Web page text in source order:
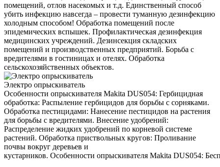
помещений, отлов насекомых и т.д. Единственный способ
убить инфекцию навсегда – провести туманную дезинфекцию
холодным способом! Обработка помещений после
эпидемических вспышек. Профилактическая дезинфекция
медицинских учреждений. Дезинсекция складских
помещений и производственных предприятий. Борьба с
вредителями в гостиницах и отелях. Обработка
сельскохозяйственных объектов.
Электро опрыскиватель
Особенности опрыскивателя Makita DUS054: Гербицидная
обработка: Распыление гербицидов для борьбы с сорняками.
Обработка пестицидами: Нанесение пестицидов на растения
для борьбы с вредителями. Внесение удобрений:
Распределение жидких удобрений по корневой системе
растений. Обработка приствольных кругов: Проливание
почвы вокруг деревьев и
кустарников. Особенности опрыскивателя Makita DUS054: